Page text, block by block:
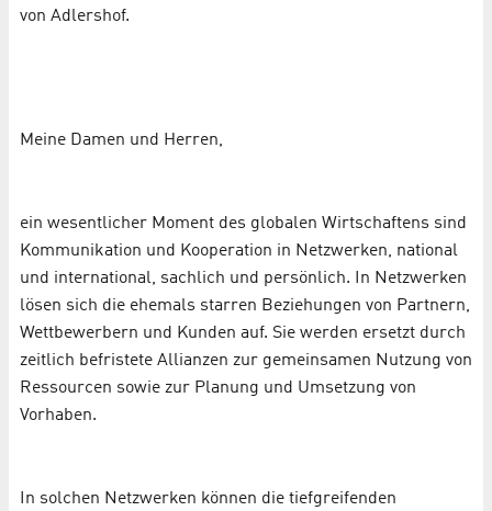
von Adlershof.
Meine Damen und Herren,
ein wesentlicher Moment des globalen Wirtschaftens sind
Kommunikation und Kooperation in Netzwerken, national
und international, sachlich und persönlich. In Netzwerken
lösen sich die ehemals starren Beziehungen von Partnern,
Wettbewerbern und Kunden auf. Sie werden ersetzt durch
zeitlich befristete Allianzen zur gemeinsamen Nutzung von
Ressourcen sowie zur Planung und Umsetzung von
Vorhaben.
In solchen Netzwerken können die tiefgreifenden